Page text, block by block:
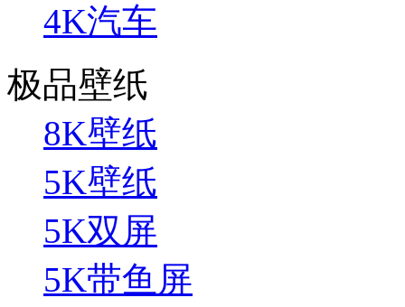
4K汽车
极品壁纸
8K壁纸
5K壁纸
5K双屏
5K带鱼屏